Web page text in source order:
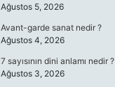
Ağustos 5, 2026
Avant-garde sanat nedir ?
Ağustos 4, 2026
7 sayısının dini anlamı nedir ?
Ağustos 3, 2026